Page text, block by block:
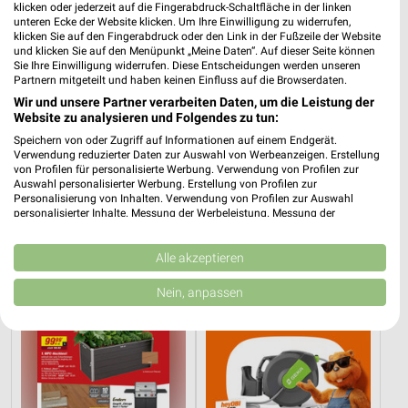
BayWa Angebote in Pilsach
Pilsach, Deutschland
381,37 km
Baumärkte Angebote für Parsberg und
Umgebung
4 Prospekte
toom Baumarkt OBI
klicken oder jederzeit auf die Fingerabdruck-Schaltfläche in der linken
unteren Ecke der Website klicken. Um Ihre Einwilligung zu widerrufen,
klicken Sie auf den Fingerabdruck oder den Link in der Fußzeile der Website
und klicken Sie auf den Menüpunkt „Meine Daten“. Auf dieser Seite können
Sie Ihre Einwilligung widerrufen. Diese Entscheidungen werden unseren
Partnern mitgeteilt und haben keinen Einfluss auf die Browserdaten.
Wir und unsere Partner verarbeiten Daten, um die Leistung der
Website zu analysieren und Folgendes zu tun:
Speichern von oder Zugriff auf Informationen auf einem Endgerät.
Verwendung reduzierter Daten zur Auswahl von Werbeanzeigen. Erstellung
von Profilen für personalisierte Werbung. Verwendung von Profilen zur
Auswahl personalisierter Werbung. Erstellung von Profilen zur
Personalisierung von Inhalten. Verwendung von Profilen zur Auswahl
personalisierter Inhalte. Messung der Werbeleistung. Messung der
Kombinationen von Daten aus verschiedenen Quellen. Entwicklung und
Verbesserung der Angebote. Verwendung reduzierter Daten zur Auswahl
von Inhalten.
Daten können außerhalb der Europäischen Union weitergegeben und in die
Website/App.
Partnerliste anzeigen (1 IAB-Anbieter)
Wir nutzen Ihre Daten für folgende Zwecke:
IAB-Verarbeitungszwecke:
Alle akzeptieren
Nein, anpassen